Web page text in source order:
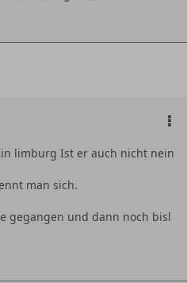
limburg Ist er auch nicht nein
man sich.
gegangen und dann noch bisl